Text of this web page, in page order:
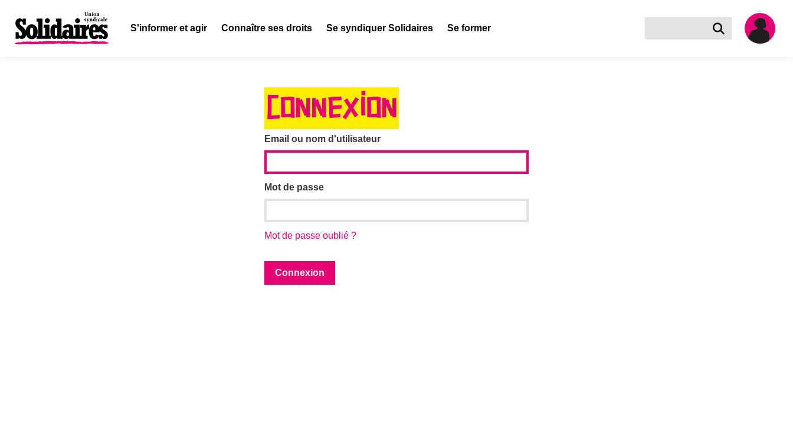
S'informer et agir Connaître ses droits Se syndiquer Solidaires Se former
CONNEXION
Email ou nom d'utilisateur
Mot de passe
Mot de passe oublié ?